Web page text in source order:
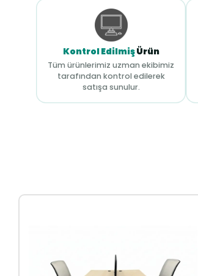
Kontrol EdilmişÜrün
Tüm ürünlerimiz uzman ekibimiz
tarafından kontrol edilerek
satışa sunulur.